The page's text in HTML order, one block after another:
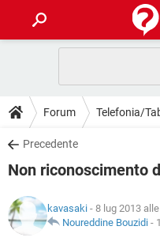
INTRATTENIMENTO
iOS
INSTAGRAM
TIKTOK
HARDWARE
GUIDE
COVID-19
INSTAGRAM
TIKTOK
DOWNLOAD
COVID-19
INTRATTENIMENTO
iOS
COVID-19
INTRATTENIMENTO
GLOSSARIO
Forum Telefonia/
Precedente
Non riconoscimento
kavasaki - 8 lug 2013
Noureddine Bouzidi -